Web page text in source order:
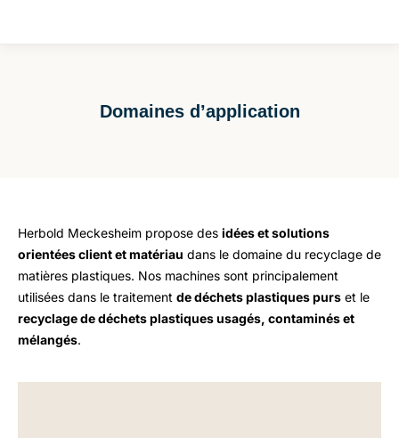
Domaines d’application
Herbold Meckesheim propose des idées et solutions
orientées client et matériau dans le domaine du recyclage de
matières plastiques. Nos machines sont principalement
utilisées dans le traitement de déchets plastiques purs et le
recyclage de déchets plastiques usagés, contaminés et
mélangés.